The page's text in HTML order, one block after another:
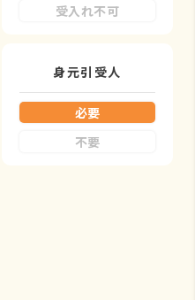
受入れ不可
身元引受人
必要
不要